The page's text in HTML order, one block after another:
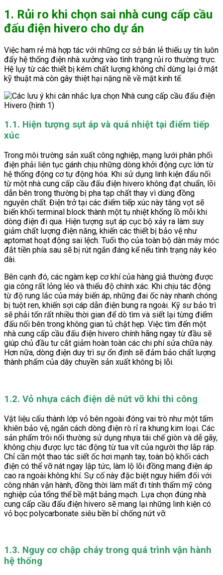
1. Rủi ro khi chọn sai nhà cung cấp cầu
đấu điện hivero cho dự án
Việc ham rẻ mà hợp tác với những cơ sở bán lẻ thiếu uy tín luôn
đẩy hệ thống điện nhà xưởng vào tình trạng rủi ro thường trực.
Hệ lụy từ các thiết bị kém chất lượng không chỉ dừng lại ở mặt
kỹ thuật mà còn gây thiệt hại nặng nề về mặt kinh tế.
1.1. Hiện tượng sụt áp và quá nhiệt tại điểm tiếp
xúc
Trong môi trường sản xuất công nghiệp, mạng lưới phân phối
điện phải liên tục gánh chịu những dòng khởi động cực lớn từ
hệ thống động cơ tự động hóa. Khi sử dụng linh kiện đấu nối
từ một nhà cung cấp cầu đấu điện hivero không đạt chuẩn, lõi
dẫn bên trong thường bị pha tạp chất thay vì dùng đồng
nguyên chất. Điện trở tại các điểm tiếp xúc này tăng vọt sẽ
biến khối terminal block thành một tụ nhiệt khổng lồ mỗi khi
dòng điện đi qua. Hiện tượng sụt áp cục bộ xảy ra làm suy
giảm chất lượng điện năng, khiến các thiết bị bảo vệ như
aptomat hoạt động sai lệch. Tuổi thọ của toàn bộ dàn máy móc
đắt tiền phía sau sẽ bị rút ngắn đáng kể nếu tình trạng này kéo
dài.
Bên cạnh đó, các ngàm kẹp cơ khí của hàng giả thường được
gia công rất lỏng lẻo và thiếu độ chính xác. Khi chịu tác động
từ độ rung lắc của máy biến áp, những đai ốc này nhanh chóng
bị tuột ren, khiến sợi cáp dẫn điện bung ra ngoài. Kỹ sư bảo trì
sẽ phải tốn rất nhiều thời gian để dò tìm và siết lại từng điểm
đấu nối bên trong không gian tủ chật hẹp. Việc tìm đến một
nhà cung cấp cầu đấu điện hivero chính hãng ngay từ đầu sẽ
giúp chủ đầu tư cắt giảm hoàn toàn các chi phí sửa chữa này.
Hơn nữa, dòng điện duy trì sự ổn định sẽ đảm bảo chất lượng
thành phẩm của dây chuyền sản xuất không bị lỗi.
1.2. Vỏ nhựa cách điện dễ nứt vỡ khi thi công
Vật liệu cấu thành lớp vỏ bên ngoài đóng vai trò như một tấm
khiên bảo vệ, ngăn cách dòng điện rò rỉ ra khung kim loại. Các
sản phẩm trôi nổi thường sử dụng nhựa tái chế giòn và dễ gãy,
không chịu được lực tác động từ tua vít của người thợ lắp ráp.
Chỉ cần một thao tác siết ốc hơi mạnh tay, toàn bộ khối cách
điện có thể vỡ nát ngay lập tức, làm lộ lõi đồng mang điện áp
cao ra ngoài không khí. Sự cố này đặc biệt nguy hiểm đối với
công nhân vận hành, đồng thời làm mất đi tính thẩm mỹ công
nghiệp của tổng thể bề mặt bảng mạch. Lựa chọn đúng nhà
cung cấp cầu đấu điện hivero sẽ mang lại những linh kiện có
vỏ bọc polycarbonate siêu bền bỉ chống nứt vỡ.
1.3. Nguy cơ chập cháy trong quá trình vận hành
hệ thống